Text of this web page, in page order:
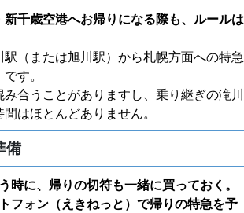
千歳空港へお帰りになる際も、ルールは
（または旭川駅）から札幌方面への特急
です。
合うことがありますし、乗り継ぎの滝川
はほとんどありません。
備
時に、帰りの切符も一緒に買っておく。
フォン（えきねっと）で帰りの特急を予